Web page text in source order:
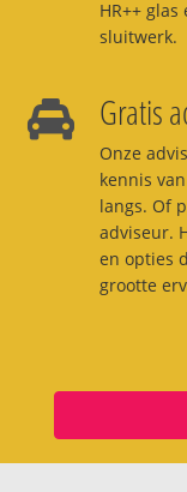
HR++
sluitwerk.
Gratis
Onze
kennis
langs. Of
adviseur.
en opties
grootte